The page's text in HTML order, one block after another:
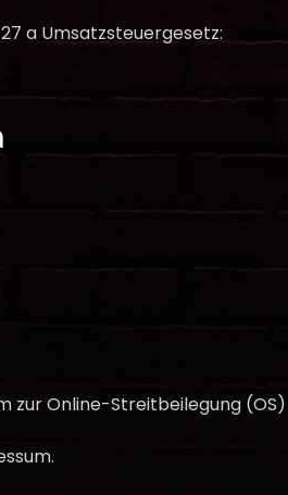
a Umsatzsteuergesetz:
zur Online-Streitbeilegung